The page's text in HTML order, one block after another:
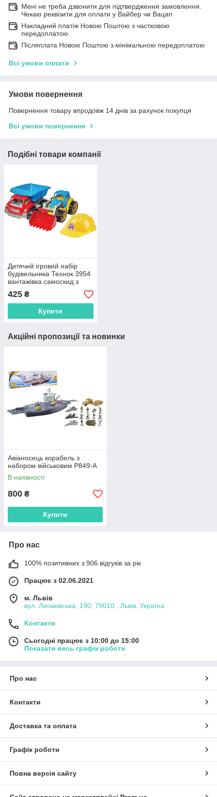
Мені не треба дзвонити для підтвердження замовлення.
Чекаю реквізити для оплати у Вайбер чи Вацап
Накладний платіж Новою Поштою з частковою
передоплатою
Післяплата Новою Поштою з мінімальною передоплатою
Всі умови оплати
Умови повернення
Повернення товару впродовж 14 днів за рахунок покупця
Всі умови повернення
Подібні товари компанії
Дитячий ігровий набір
будівельника Технок 3954
вантажівка самоскид з
трактором і каскою
425 ₴
Купити
Акційні пропозиції та новинки
Авіаносець корабель з
набором військовим P849-A
В наявності
800 ₴
Купити
Про нас
100% позитивних з 906 відгуків за рік
Працює з 02.06.2021
м. Львів
вул. Личаківська, 190, 79010 , Львів, Україна
Контакти
Сьогодні працює з 10:00 до 15:00
Показати весь графік роботи
Про нас
Контакти
Доставка та оплата
Графік роботи
Повна версія сайту